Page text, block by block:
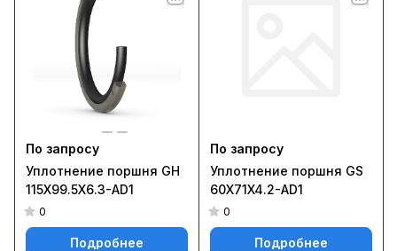
По запросу
Уплотнение поршня GH
115X99.5X6.3-AD1
0
Подробнее
По запросу
Уплотнение поршня GS
60X71X4.2-AD1
0
Подробнее